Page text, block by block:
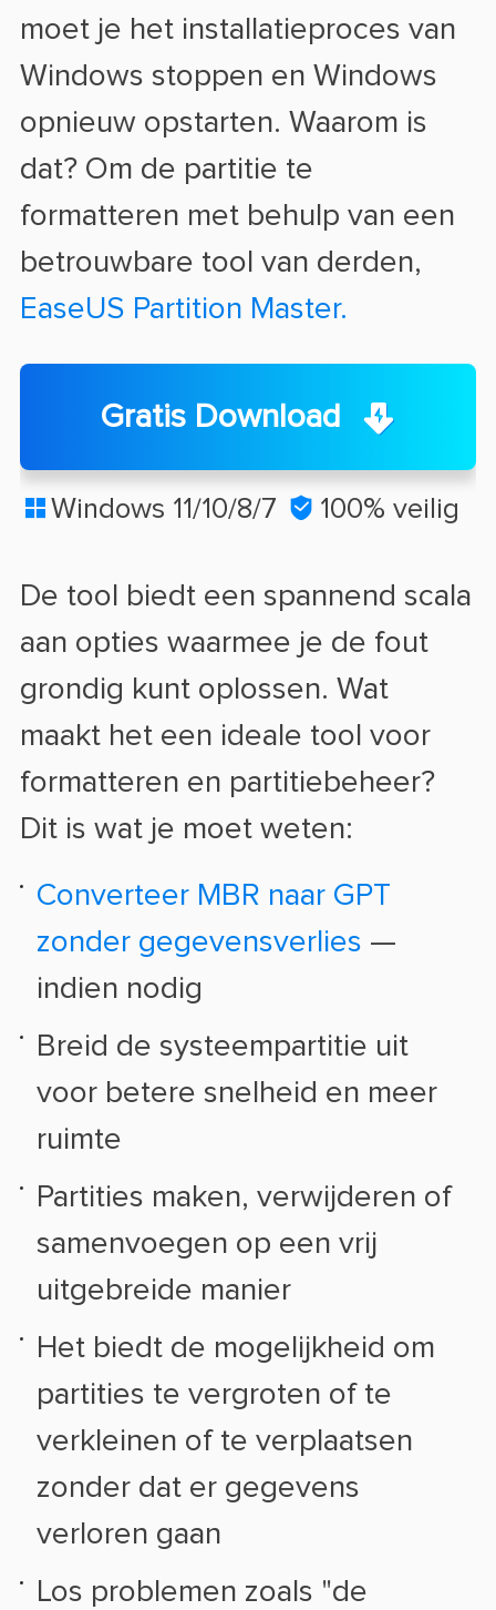
moet je het installatieproces van
Windows stoppen en Windows
opnieuw opstarten. Waarom is
dat? Om de partitie te
formatteren met behulp van een
betrouwbare tool van derden,
EaseUS Partition Master.
Gratis Download
 Windows 11/10/8/7  100% veilig
De tool biedt een spannend scala
aan opties waarmee je de fout
grondig kunt oplossen. Wat
maakt het een ideale tool voor
formatteren en partitiebeheer?
Dit is wat je moet weten:
Converteer MBR naar GPT
zonder gegevensverlies —
indien nodig
Breid de systeempartitie uit
voor betere snelheid en meer
ruimte
Partities maken, verwijderen of
samenvoegen op een vrij
uitgebreide manier
Het biedt de mogelijkheid om
partities te vergroten of te
verkleinen of te verplaatsen
zonder dat er gegevens
verloren gaan
Los problemen zoals "de